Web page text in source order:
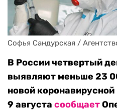
Софья Сандурская /
В России четвертый
выявляют меньше 23
новой
9 августа сообщает